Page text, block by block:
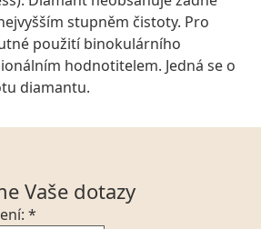
stupněm čistoty. Pro
použití binokulárního
hodnotitelem. Jedná se o
diamantu.
Vaše dotazy
*